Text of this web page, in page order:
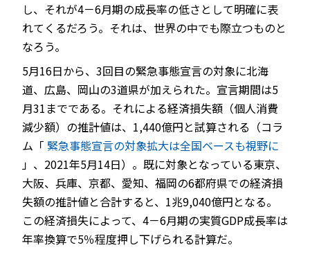
し、それが4－6月期の成長率の低さとして明確に表
れてくるだろう。それは、世界の中でも際立つものと
なろう。
5月16日から、3回目の緊急事態宣言の対象に北海
道、広島、岡山の3道県が加えられた。宣言期間は5
月31までである。それによる経済損失額（個人消費
減少額）の推計値は、1,440億円と試算される（コラ
ム「 緊急事態宣言の対象拡大は全国ベースも視野に
」、2021年5月14日）。既に対象となっている東京、
大阪、兵庫、京都、愛知、福岡の6都府県での経済損
失額の推計値と合計すると、1兆9,040億円となる。
この経済損失によって、4－6月期の実質GDP成長率は
年率換算で5％程度押し下げられる計算だ。